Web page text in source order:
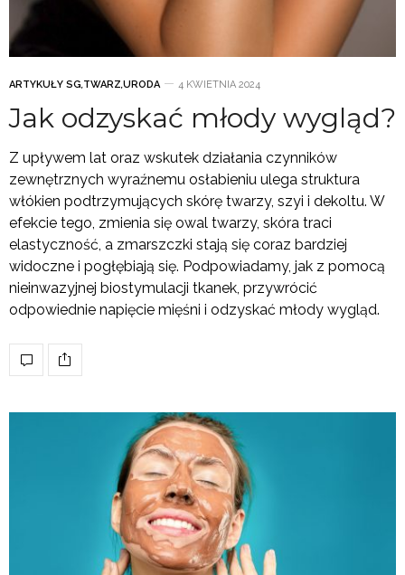
ARTYKUŁY SG,TWARZ,URODA 4 KWIETNIA 2024
Jak odzyskać młody wygląd?
Z upływem lat oraz wskutek działania czynników
zewnętrznych wyraźnemu osłabieniu ulega struktura
włókien podtrzymujących skórę twarzy, szyi i dekoltu. W
efekcie tego, zmienia się owal twarzy, skóra traci
elastyczność, a zmarszczki stają się coraz bardziej
widoczne i pogłębiają się. Podpowiadamy, jak z pomocą
nieinwazyjnej biostymulacji tkanek, przywrócić
odpowiednie napięcie mięśni i odzyskać młody wygląd.